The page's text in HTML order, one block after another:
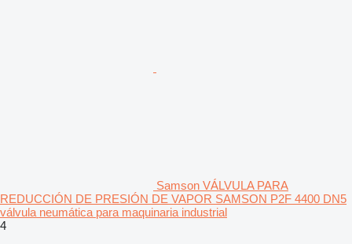
Samson VÁLVULA PARA
REDUCCIÓN DE PRESIÓN DE VAPOR SAMSON P2F 4400 DN5
válvula neumática para maquinaria industrial
4